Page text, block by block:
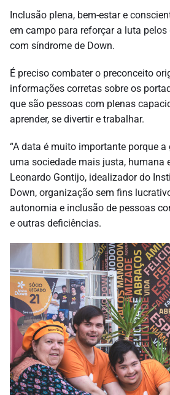
Inclusão plena, bem-estar e
em campo para reforçar a luta
com síndrome de Down.
É preciso combater o preconceito
informações corretas sobre os
que são pessoas com plenas
aprender, se divertir e trabalhar.
“A data é muito importante porque
uma sociedade mais justa, humana
Leonardo Gontijo, idealizador do
Down, organização sem fins
autonomia e inclusão de pessoas
e outras deficiências.